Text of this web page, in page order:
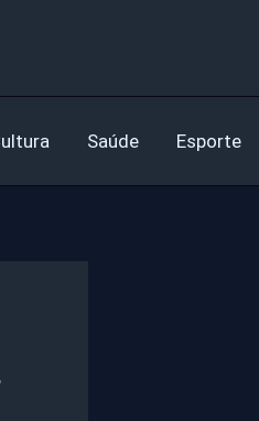
Saúde Esporte